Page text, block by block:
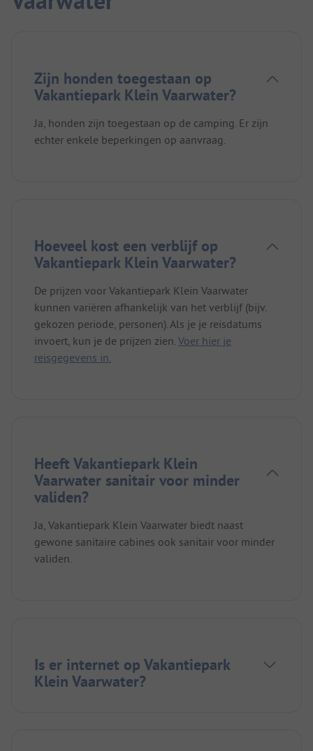
Zijn honden toegestaan op
Vakantiepark Klein Vaarwater?
Ja, honden zijn toegestaan op de camping. Er zijn
echter enkele beperkingen op aanvraag.
Hoeveel kost een verblijf op
Vakantiepark Klein Vaarwater?
De prijzen voor Vakantiepark Klein Vaarwater
kunnen variëren afhankelijk van het verblijf (bijv.
gekozen periode, personen). Als je je reisdatums
invoert, kun je de prijzen zien. Voer hier je
reisgegevens in.
Heeft Vakantiepark Klein
Vaarwater sanitair voor minder
validen?
Ja, Vakantiepark Klein Vaarwater biedt naast
gewone sanitaire cabines ook sanitair voor minder
validen.
Is er internet op Vakantiepark
Klein Vaarwater?